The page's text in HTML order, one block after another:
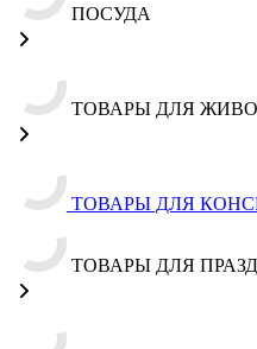
ПОСУДА
ТОВАРЫ ДЛЯ
ТОВАРЫ ДЛЯ
ТОВАРЫ ДЛЯ